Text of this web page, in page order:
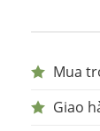
Mua
Giao